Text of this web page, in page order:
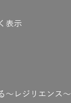
表示
～レジリエンス～